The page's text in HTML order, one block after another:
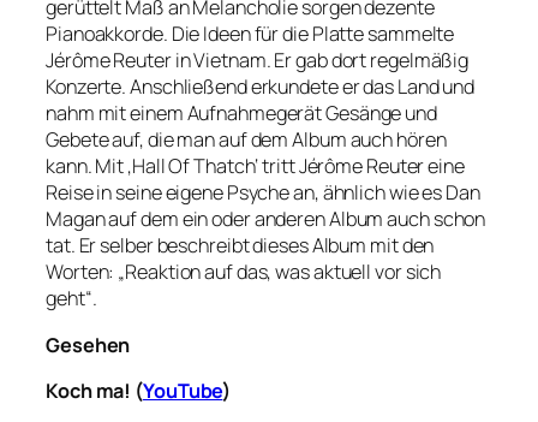
gerüttelt Maß an Melancholie sorgen dezente
Pianoakkorde. Die Ideen für die Platte sammelte
Jérôme Reuter in Vietnam. Er gab dort regelmäßig
Konzerte. Anschließend erkundete er das Land und
nahm mit einem Aufnahmegerät Gesänge und
Gebete auf, die man auf dem Album auch hören
kann. Mit ‚Hall Of Thatch‘ tritt Jérôme Reuter eine
Reise in seine eigene Psyche an, ähnlich wie es Dan
Magan auf dem ein oder anderen Album auch schon
tat. Er selber beschreibt dieses Album mit den
Worten: „Reaktion auf das, was aktuell vor sich
geht“.
Gesehen
Koch ma! (YouTube)